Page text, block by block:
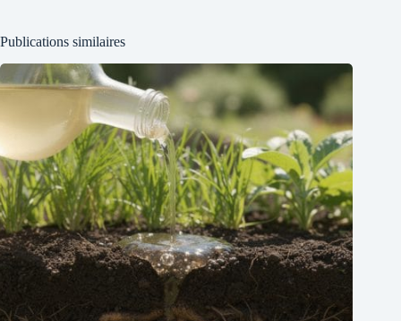
Publications similaires